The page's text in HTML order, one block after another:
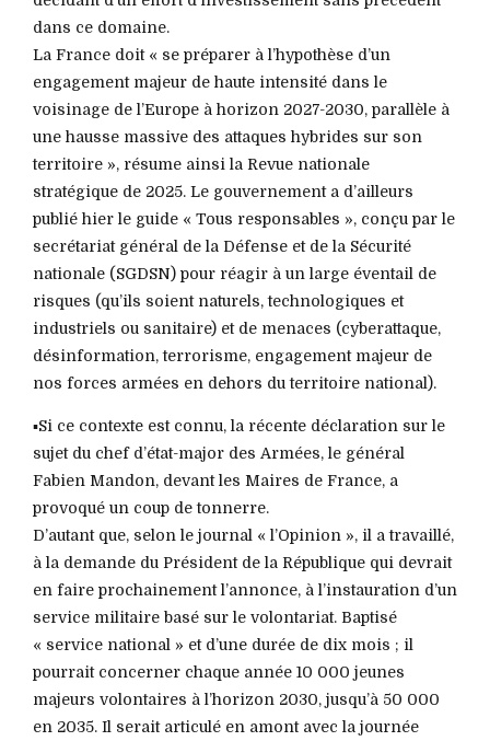
dans ce domaine.
La France doit « se préparer à l’hypothèse d’un
engagement majeur de haute intensité dans le
voisinage de l’Europe à horizon 2027-2030, parallèle à
une hausse massive des attaques hybrides sur son
territoire », résume ainsi la Revue nationale
stratégique de 2025. Le gouvernement a d’ailleurs
publié hier le guide « Tous responsables », conçu par le
secrétariat général de la Défense et de la Sécurité
nationale (SGDSN) pour réagir à un large éventail de
risques (qu’ils soient naturels, technologiques et
industriels ou sanitaire) et de menaces (cyberattaque,
désinformation, terrorisme, engagement majeur de
nos forces armées en dehors du territoire national).
▪️Si ce contexte est connu, la récente déclaration sur le
sujet du chef d’état-major des Armées, le général
Fabien Mandon, devant les Maires de France, a
provoqué un coup de tonnerre.
D’autant que, selon le journal « l’Opinion », il a travaillé,
à la demande du Président de la République qui devrait
en faire prochainement l’annonce, à l’instauration d’un
service militaire basé sur le volontariat. Baptisé
« service national » et d’une durée de dix mois ; il
pourrait concerner chaque année 10 000 jeunes
majeurs volontaires à l’horizon 2030, jusqu’à 50 000
en 2035. Il serait articulé en amont avec la journée